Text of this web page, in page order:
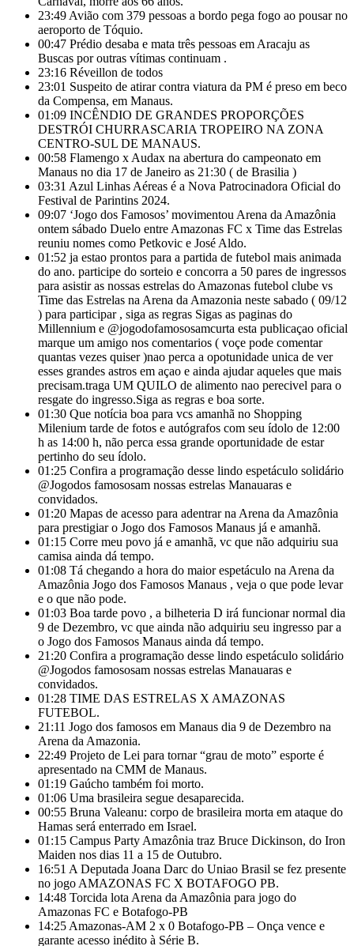
23:49 Avião com 379 pessoas a bordo pega fogo ao pousar no
aeroporto de Tóquio.
00:47 Prédio desaba e mata três pessoas em Aracaju as
Buscas por outras vítimas continuam .
23:16 Réveillon de todos
23:01 Suspeito de atirar contra viatura da PM é preso em beco
da Compensa, em Manaus.
01:09 INCÊNDIO DE GRANDES PROPORÇÕES
DESTRÓI CHURRASCARIA TROPEIRO NA ZONA
CENTRO-SUL DE MANAUS.
00:58 Flamengo x Audax na abertura do campeonato em
Manaus no dia 17 de Janeiro as 21:30 ( de Brasilia )
03:31 Azul Linhas Aéreas é a Nova Patrocinadora Oficial do
Festival de Parintins 2024.
09:07 ‘Jogo dos Famosos’ movimentou Arena da Amazônia
ontem sábado Duelo entre Amazonas FC x Time das Estrelas
reuniu nomes como Petkovic e José Aldo.
01:52 ja estao prontos para a partida de futebol mais animada
do ano. participe do sorteio e concorra a 50 pares de ingressos
para asistir as nossas estrelas do Amazonas futebol clube vs
Time das Estrelas na Arena da Amazonia neste sabado ( 09/12
) para participar , siga as regras Sigas as paginas do
Millennium e @jogodofamososamcurta esta publicaçao oficial
marque um amigo nos comentarios ( voçe pode comentar
quantas vezes quiser )nao perca a opotunidade unica de ver
esses grandes astros em açao e ainda ajudar aqueles que mais
precisam.traga UM QUILO de alimento nao perecivel para o
resgate do ingresso.Siga as regras e boa sorte.
01:30 Que notícia boa para vcs amanhã no Shopping
Milenium tarde de fotos e autógrafos com seu ídolo de 12:00
h as 14:00 h, não perca essa grande oportunidade de estar
pertinho do seu ídolo.
01:25 Confira a programação desse lindo espetáculo solidário
@Jogodos famososam nossas estrelas Manauaras e
convidados.
01:20 Mapas de acesso para adentrar na Arena da Amazônia
para prestigiar o Jogo dos Famosos Manaus já e amanhã.
01:15 Corre meu povo já e amanhã, vc que não adquiriu sua
camisa ainda dá tempo.
01:08 Tá chegando a hora do maior espetáculo na Arena da
Amazônia Jogo dos Famosos Manaus , veja o que pode levar
e o que não pode.
01:03 Boa tarde povo , a bilheteria D irá funcionar normal dia
9 de Dezembro, vc que ainda não adquiriu seu ingresso par a
o Jogo dos Famosos Manaus ainda dá tempo.
21:20 Confira a programação desse lindo espetáculo solidário
@Jogodos famososam nossas estrelas Manauaras e
convidados.
01:28 TIME DAS ESTRELAS X AMAZONAS
FUTEBOL.
21:11 Jogo dos famosos em Manaus dia 9 de Dezembro na
Arena da Amazonia.
22:49 Projeto de Lei para tornar “grau de moto” esporte é
apresentado na CMM de Manaus.
01:19 Gaúcho também foi morto.
01:06 Uma brasileira segue desaparecida.
00:55 Bruna Valeanu: corpo de brasileira morta em ataque do
Hamas será enterrado em Israel.
01:15 Campus Party Amazônia traz Bruce Dickinson, do Iron
Maiden nos dias 11 a 15 de Outubro.
16:51 A Deputada Joana Darc do Uniao Brasil se fez presente
no jogo AMAZONAS FC X BOTAFOGO PB.
14:48 Torcida lota Arena da Amazônia para jogo do
Amazonas FC e Botafogo-PB
14:25 Amazonas-AM 2 x 0 Botafogo-PB – Onça vence e
garante acesso inédito à Série B.